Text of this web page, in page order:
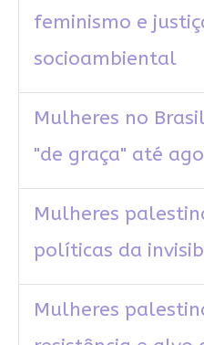
feminismo e
socioambiental
Mulheres no
"de graça" até
Mulheres
políticas da
Mulheres